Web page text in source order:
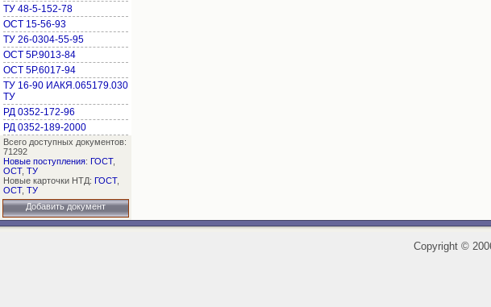
ТУ 48-5-152-78
ОСТ 15-56-93
ТУ 26-0304-55-95
ОСТ 5Р.9013-84
ОСТ 5Р.6017-94
ТУ 16-90 ИАКЯ.065179.030
ТУ
РД 0352-172-96
РД 0352-189-2000
Всего доступных документов:
71292
Новые поступления: ГОСТ,
ОСТ, ТУ
Новые карточки НТД: ГОСТ,
ОСТ, ТУ
Добавить документ
Copyright ©